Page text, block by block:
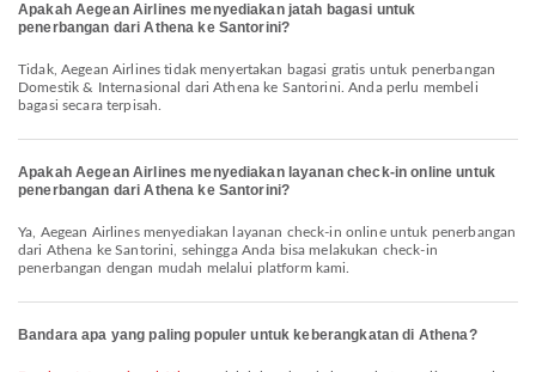
Apakah Aegean Airlines menyediakan jatah bagasi untuk
penerbangan dari Athena ke Santorini?
Tidak, Aegean Airlines tidak menyertakan bagasi gratis untuk penerbangan
Domestik & Internasional dari Athena ke Santorini. Anda perlu membeli
bagasi secara terpisah.
Apakah Aegean Airlines menyediakan layanan check-in online untuk
penerbangan dari Athena ke Santorini?
Ya, Aegean Airlines menyediakan layanan check-in online untuk penerbangan
dari Athena ke Santorini, sehingga Anda bisa melakukan check-in
penerbangan dengan mudah melalui platform kami.
Bandara apa yang paling populer untuk keberangkatan di Athena?